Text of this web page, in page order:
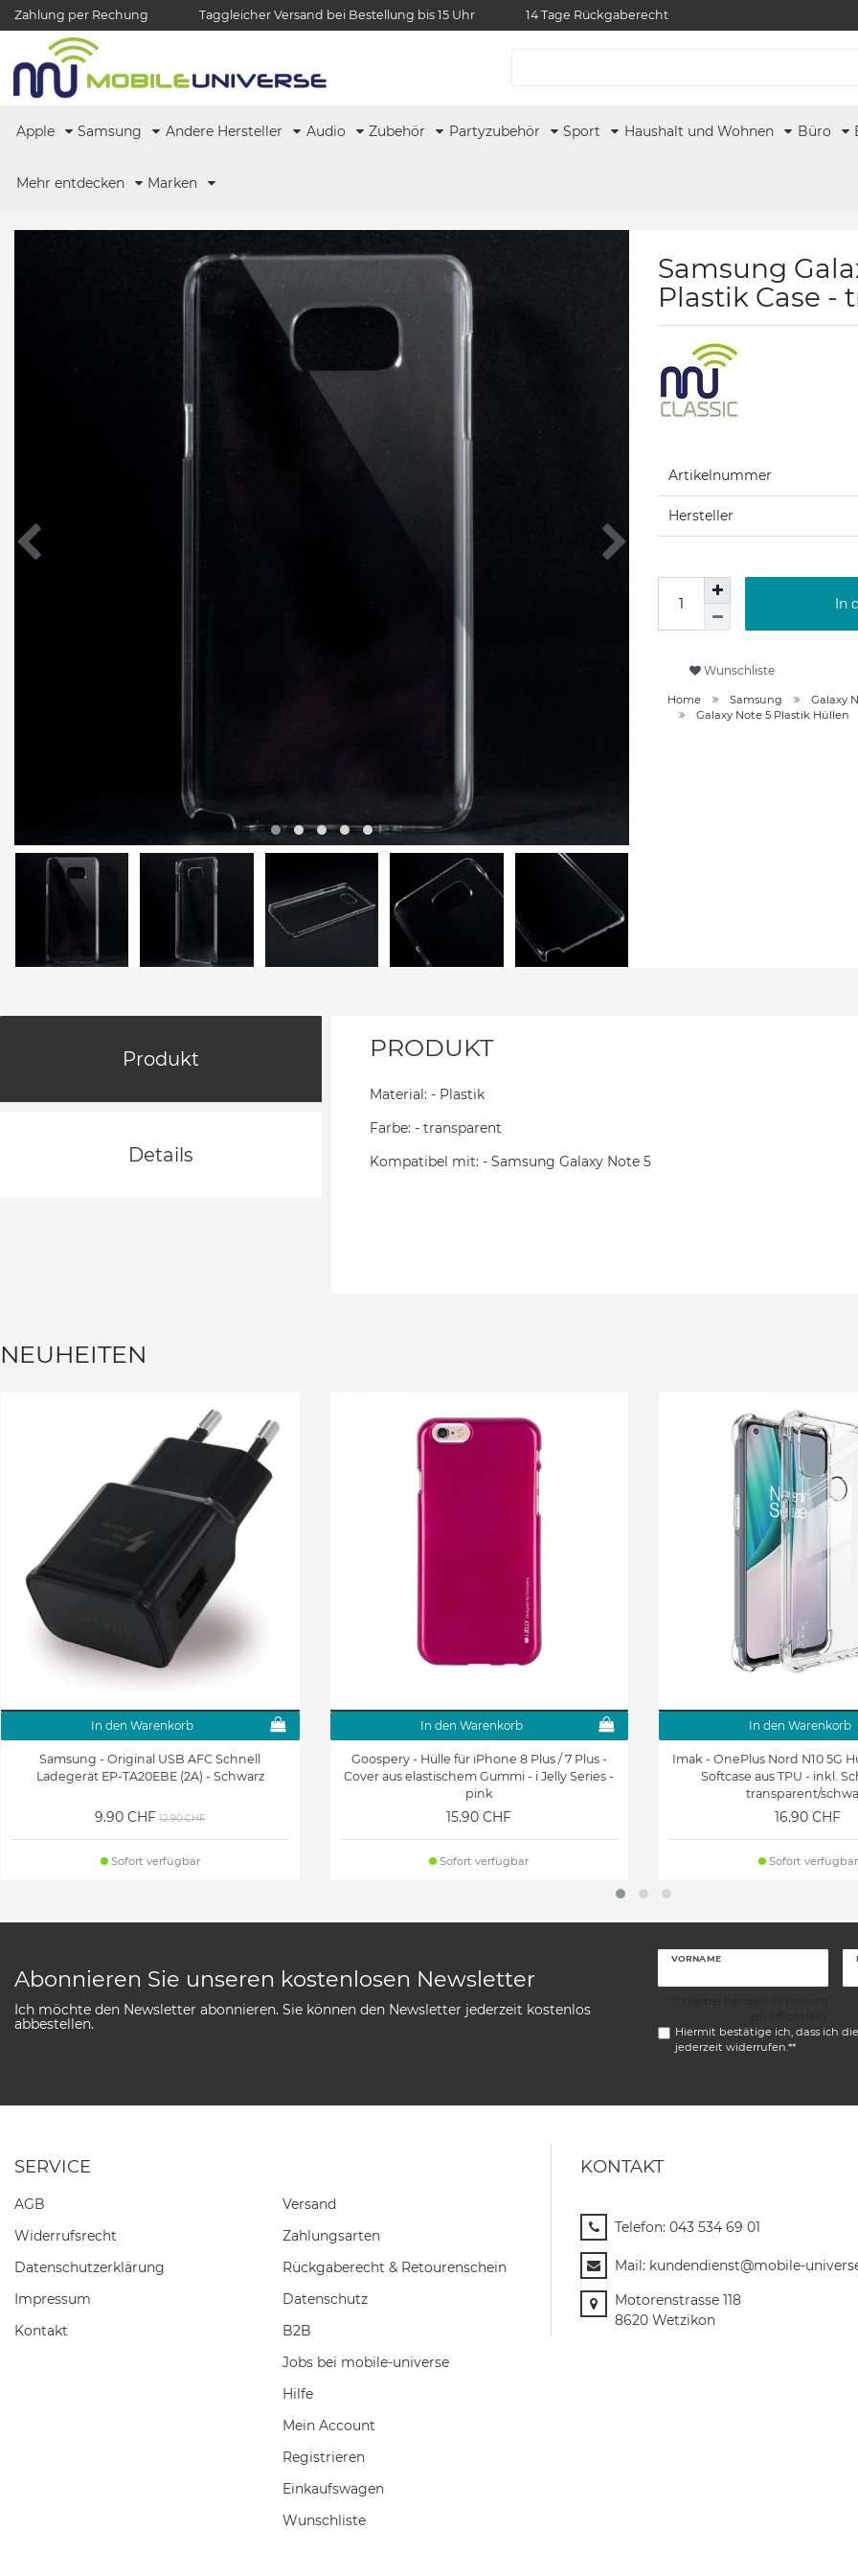
Zahlung per Rechung Taggleicher Versand bei Bestellung bis 15 Uhr 14 Tage Rückgaberecht
Apple Samsung Andere Hersteller Audio Zubehör Partyzubehör Sport Haushalt und Wohnen Büro
Mehr entdecken Marken
Samsung
Plastik Case -
Artikelnummer
Hersteller
In
Wunschliste
Home Samsung Galaxy
Galaxy Note 5 Plastik Hüllen
Produkt
Details
PRODUKT
Material: - Plastik
Farbe: - transparent
Kompatibel mit: - Samsung Galaxy Note 5
NEUHEITEN
In den Warenkorb
Samsung - Original USB AFC Schnell
Ladegerät EP-TA20EBE (2A) - Schwarz
9.90 CHF 12.90 CHF
Sofort verfügbar
In den Warenkorb
Goospery - Hülle für iPhone 8 Plus / 7 Plus -
Cover aus elastischem Gummi - i Jelly Series -
pink
15.90 CHF
Sofort verfügbar
In den Warenkorb
Imak - OnePlus Nord N10 5G
Softcase aus TPU - inkl.
transparent/
16.90 CHF
Sofort verfügbar
Abonnieren Sie unseren kostenlosen Newsletter
Ich möchte den Newsletter abonnieren. Sie können den Newsletter jederzeit kostenlos
abbestellen.
VORNAME
Hiermit bestätige ich, dass ich die
jederzeit widerrufen.**
SERVICE
AGB
Widerrufs­recht
Daten­schutz­erklärung
Impressum
Kontakt
Versand
Zahlungsarten
Rückgaberecht & Retourenschein
Datenschutz
B2B
Jobs bei mobile-universe
Hilfe
Mein Account
Registrieren
Einkaufswagen
Wunschliste
KONTAKT
Telefon: 043 534 69 01
Mail: kundendienst@mobile-
Motorenstrasse 118
8620 Wetzikon